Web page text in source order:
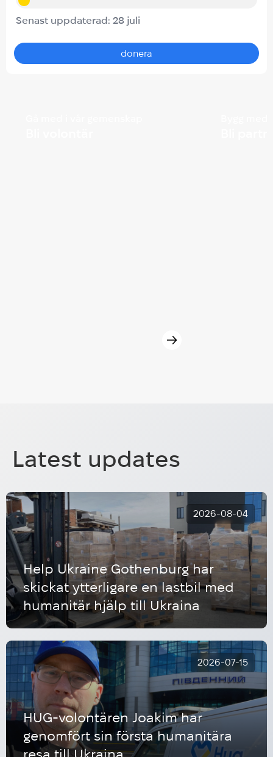
Senast uppdaterad: 28 juli
donera
Latest updates
2026-08-04
Help Ukraine Gothenburg har
skickat ytterligare en lastbil med
humanitär hjälp till Ukraina
2026-07-15
HUG-volontären Joakim har
genomfört sin första humanitära
resa till Ukraina